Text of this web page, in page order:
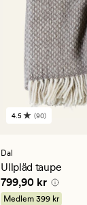
90
ett
genomsnittligt
betyg
på
4.5
4.5 (90)
Dal
Ullpläd taupe
Pris 799,90 kr
799,90 kr
Medlem399 kr